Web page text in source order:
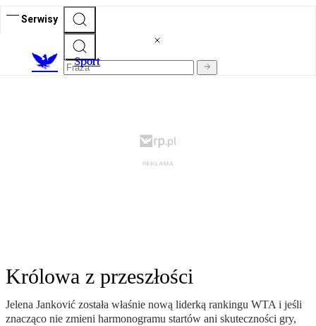
Serwisy
Sport
Królowa z przeszłości
Jelena Janković została właśnie nową liderką rankingu WTA i jeśli
znacząco nie zmieni harmonogramu startów ani skuteczności gry,